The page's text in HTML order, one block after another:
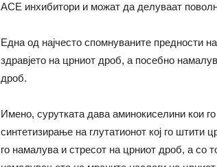
ACE инхибитори и можат да делуваат
Една од најчесто спомнуваните предности
здравјето на црниот дроб, а посебно
дроб.
Имено, сурутката дава аминокиселини кои
синтетизирање на глутатионот кој го штити
го намалува и стресот на црниот дроб, а со